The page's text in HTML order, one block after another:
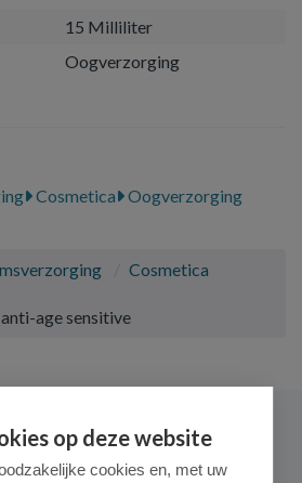
15 Milliliter
Oogverzorging
Cosmetica
Oogverzorging
Cosmetica
age sensitive
nieuwsbrief
op deze website
cookies en, met uw